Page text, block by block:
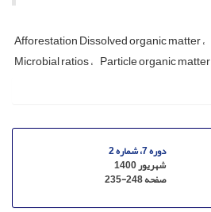
Afforestation Dissolved organic matter
Microbial ratios Particle organic matter
دوره 7، شماره 2
شهریور 1400
صفحه235-248